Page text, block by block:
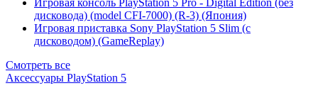
Игровая консоль PlayStation 5 Pro - Digital Edition (без
дисковода) (model CFI-7000) (R-3) (Япония)
Игровая приставка Sony PlayStation 5 Slim (с
дисководом) (GameReplay)
Смотреть все
Аксессуары PlayStation 5